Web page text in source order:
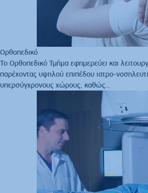
Ορθοπεδικό
Το Ορθοπεδικό Τμήμα εφημερεύει και
παρέχοντας υψηλού επιπέδου ιατρο-
υπερσύγχρονους χώρους, καθώς...